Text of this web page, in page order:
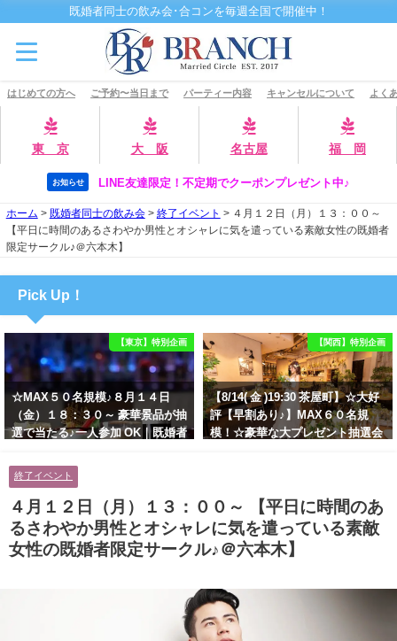
既婚者同士の飲み会･合コンを毎週全国で開催中！
はじめての方へ ご予約〜当日まで パーティー内容 キャンセルについて よく
東 京 大 阪 名古屋 福 岡
お知らせ LINE友達限定！不定期でクーポンプレゼント中♪
ホーム > 既婚者同士の飲み会> 終了イベント > ４月１２日（月）１３：００～
【平日に時間のあるさわやか男性とオシャレに気を遣っている素敵女性の既婚者
限定サークル♪＠六本木】
Pick Up！
【東京】特別企画
☆MAX５０名規模♪８月１４日
（金）１８：３０～ 豪華景品が抽
選で当たる♪一人参加 OK｜既婚者
に余裕のある健康的なオシャレ男
性と美容好きで優しさのある大人
女性の既婚者限定ビッグパーティ
ー♪＠池袋】
【関西】特別企画
【8/14( 金 )19:30 茶屋町】☆大好
評【早割あり♪】MAX６０名規
模！☆豪華な大プレゼント抽選会
ティー♪＠茶屋町】
終了イベント
４月１２日（月）１３：００～ 【平日に時間のあ
るさわやか男性とオシャレに気を遣っている素敵
女性の既婚者限定サークル♪＠六本木】